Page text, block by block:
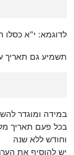
לדוגמא: י"א
תשמיע גם תאריך
במידה ומוגדר
בכל פעם תאריך
וחודש ללא שנה
יש להוסיף את